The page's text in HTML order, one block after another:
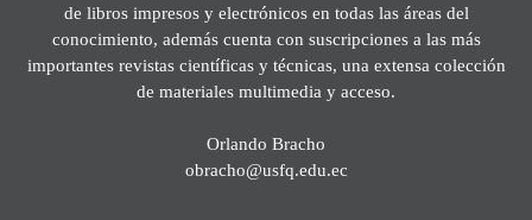
de libros impresos y electrónicos en todas las áreas del
conocimiento, además cuenta con suscripciones a las más
importantes revistas científicas y técnicas, una extensa colección
de materiales multimedia y acceso.
Orlando Bracho
obracho@usfq.edu.ec